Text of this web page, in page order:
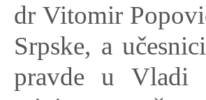
dr Vitomir
Srpske, a
pravde u Vladi